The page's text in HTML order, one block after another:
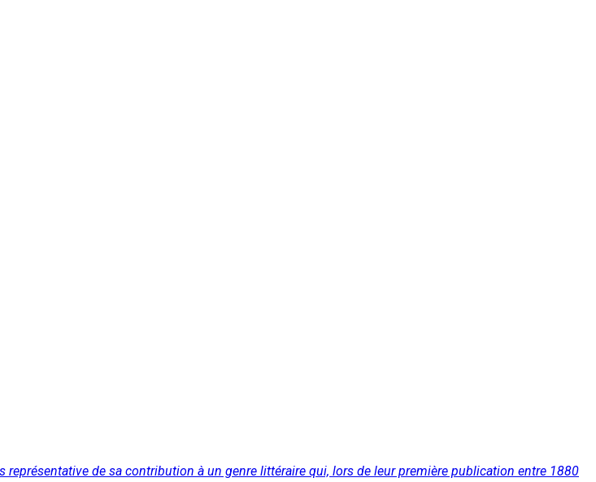
de sa contribution à un genre littéraire qui, lors de leur première publication entre 1880